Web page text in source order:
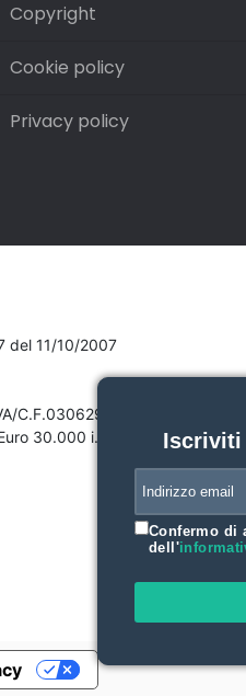
Copyright
Cookie policy
Privacy policy
del 11/10/2007
C.F.03062910132
30.000 i.v.
Iscriviti
Confermo di
dell'